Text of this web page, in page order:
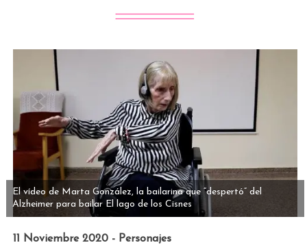
El vídeo de Marta González, la bailarina que “despertó” del
Alzheimer para bailar El lago de los Cisnes
11 Noviembre 2020 - Personajes